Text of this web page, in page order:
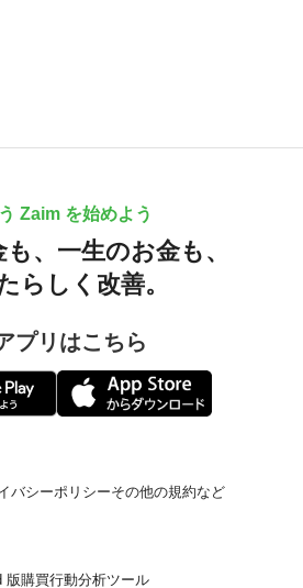
Zaim を始めよう
、 一生のお金も、
らしく改善。
プリはこちら
バシーポリシーその他の規約など
版購買行動分析ツール